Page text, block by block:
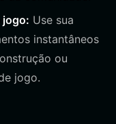
jogo: Use sua
instantâneos
ou
jogo.